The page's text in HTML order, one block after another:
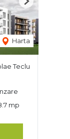
Harta
Next
Teclu
mp